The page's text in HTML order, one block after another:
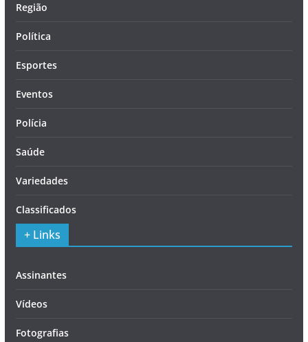
Região
Política
Esportes
Eventos
Polícia
Saúde
Variedades
Classificados
+ Links
Assinantes
Vídeos
Fotografias